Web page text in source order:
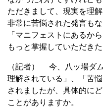
ただきまして、現実を理
非常に苦悩された発言も
「マニフェストにあるか
もっと掌握していただき
（記者） 今、八ッ場ダ
理解されている」、「苦
されましたが、具体的に
ことがありますか。